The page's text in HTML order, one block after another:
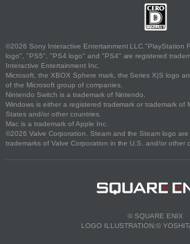
©2026 Sony Interactive Entertainment LLC."PlayStation
logo", "PS5", "PS4 logo" and "PS4" are registered
Interactive Entertainment Inc.
Microsoft, the XBOX Sphere mark, the Series X|S logo
of the Microsoft group of companies.
Nintendo Switch is a trademark of Nintendo.
Windows is either a registered trademark or trademark of
States and/or other countries.
Mac is a trademark of Apple Inc.
©2026 Valve Corporation. Steam and the Steam logo
trademarks of Valve Corporation in the U.S. and/or other
© SQUARE ENIX
LOGO ILLUSTRATION:©